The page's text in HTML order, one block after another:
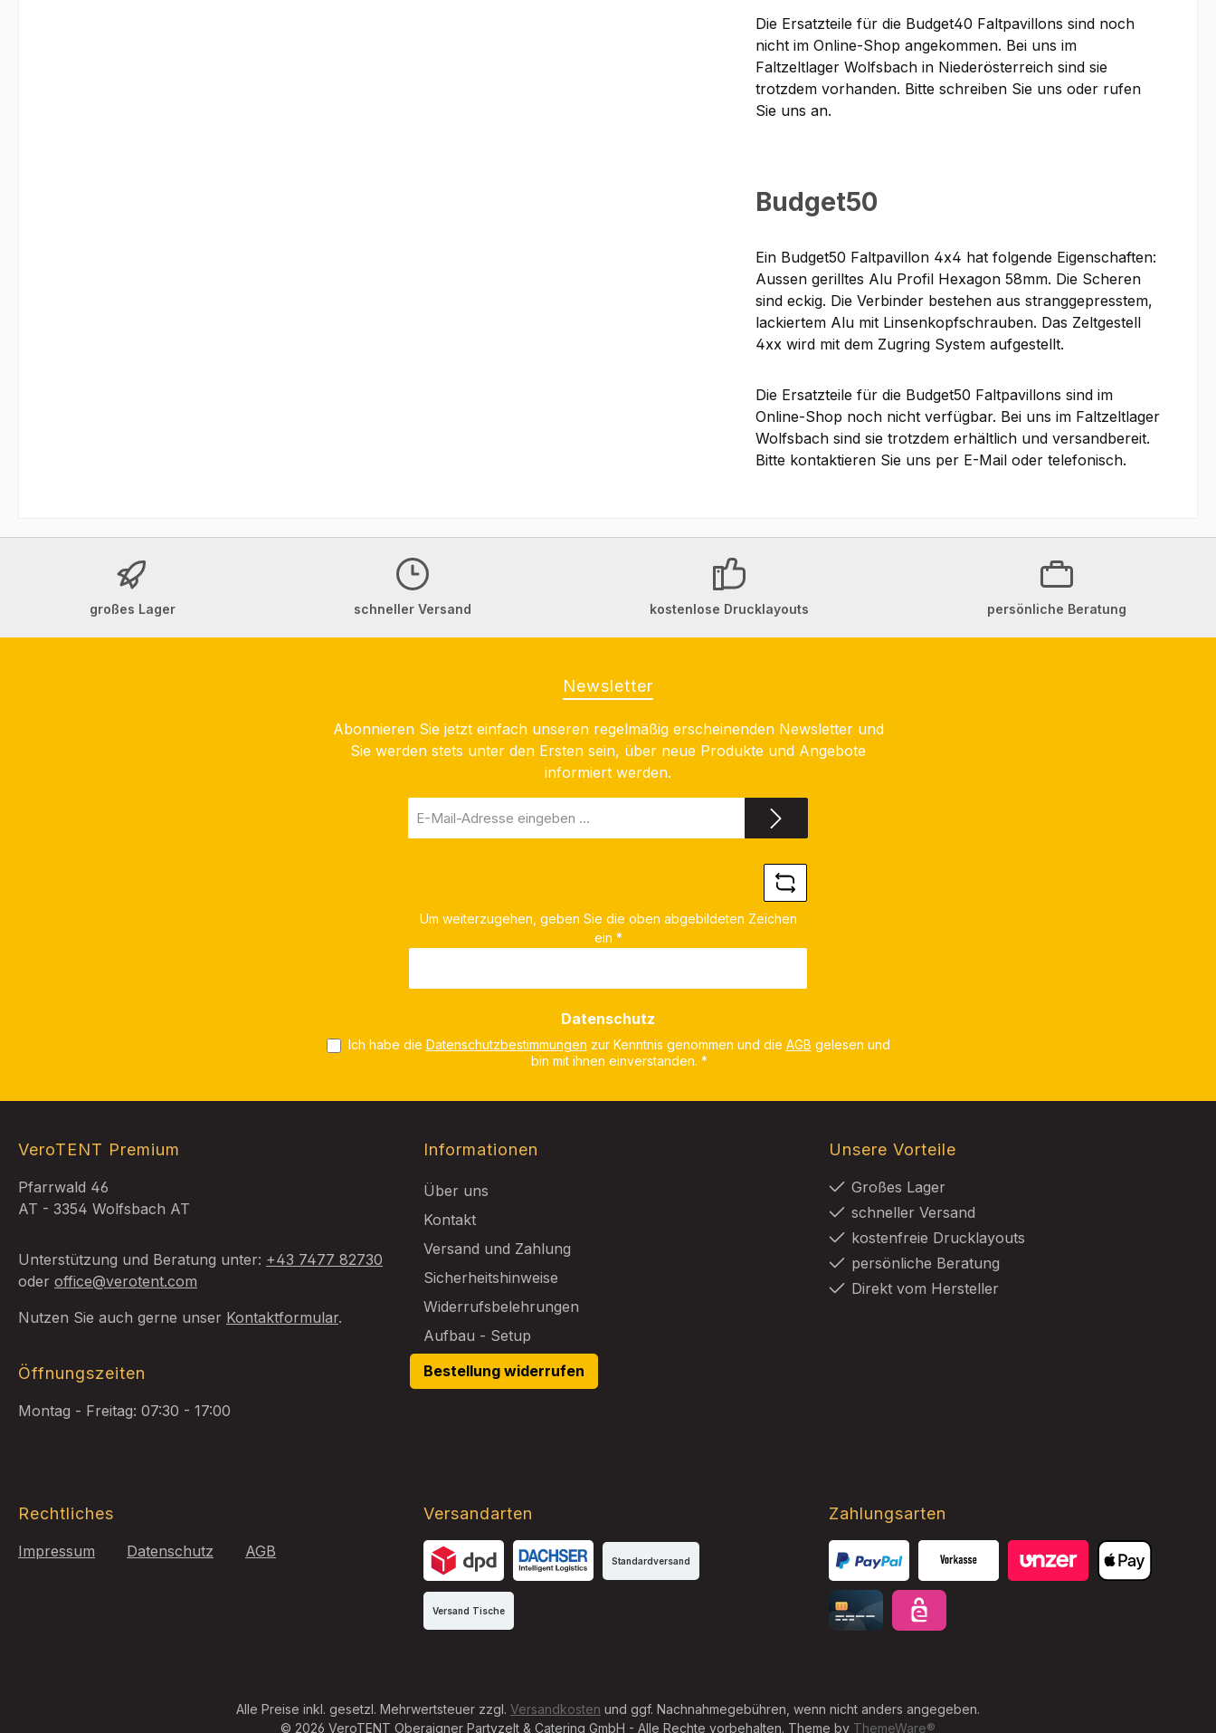
Die Ersatzteile für die Budget40 Faltpavillons sind noch
nicht im Online-Shop angekommen. Bei uns im
Faltzeltlager Wolfsbach in Niederösterreich sind sie
trotzdem vorhanden. Bitte schreiben Sie uns oder rufen
Sie uns an.
Budget50
Ein Budget50 Faltpavillon 4x4 hat folgende Eigenschaften:
Aussen gerilltes Alu Profil Hexagon 58mm. Die Scheren
sind eckig. Die Verbinder bestehen aus stranggepresstem,
lackiertem Alu mit Linsenkopfschrauben. Das Zeltgestell
4xx wird mit dem Zugring System aufgestellt.
Die Ersatzteile für die Budget50 Faltpavillons sind im
Online-Shop noch nicht verfügbar. Bei uns im Faltzeltlager
Wolfsbach sind sie trotzdem erhältlich und versandbereit.
Bitte kontaktieren Sie uns per E-Mail oder telefonisch.
großes Lager schneller Versand kostenlose Drucklayouts persönliche Beratung
Newsletter
Abonnieren Sie jetzt einfach unseren regelmäßig erscheinenden Newsletter und
Sie werden stets unter den Ersten sein, über neue Produkte und Angebote
informiert werden.
Mail-
Um weiterzugehen, geben Sie die oben abgebildeten Zeichen
ein *
Datenschutz
Ich habe die Datenschutzbestimmungen zur Kenntnis genommen und die AGB gelesen und
bin mit ihnen einverstanden. *
VeroTENT Premium
Pfarrwald 46
AT - 3354 Wolfsbach AT
Unterstützung und Beratung unter: +43 7477 82730
oder office@verotent.com
Nutzen Sie auch gerne unser Kontaktformular.
Öffnungszeiten
Montag - Freitag: 07:30 - 17:00
Informationen
Über uns
Kontakt
Versand und Zahlung
Sicherheitshinweise
Widerrufsbelehrungen
Aufbau - Setup
Bestellung widerrufen
Unsere Vorteile
Großes Lager
schneller Versand
kostenfreie Drucklayouts
persönliche Beratung
Direkt vom Hersteller
Versandarten
Standardversand
Versand Tische
DPD DB Schenker
Zahlungsarten
Mastercard VISA
Rechtliches
Impressum Datenschutz AGB
Alle Preise inkl. gesetzl. Mehrwertsteuer zzgl. Versandkosten und ggf. Nachnahmegebühren, wenn nicht anders angegeben.
© 2026 VeroTENT Oberaigner Partyzelt & Catering GmbH - Alle Rechte vorbehalten. Theme by ThemeWare®